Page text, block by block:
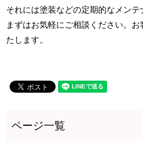
それには塗装などの定期的なメンテ
まずはお気軽にご相談ください。
たします。